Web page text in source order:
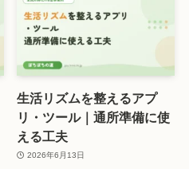
生活リズムを整えるアプ
リ・ツール｜通所準備に使
える工夫
2026年6月13日